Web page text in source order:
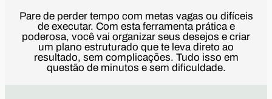
Pare de perder tempo com metas vagas ou difíceis
de executar. Com esta ferramenta prática e
poderosa, você vai organizar seus desejos e criar
um plano estruturado que te leva direto ao
resultado, sem complicações. Tudo isso em
questão de minutos e sem dificuldade.